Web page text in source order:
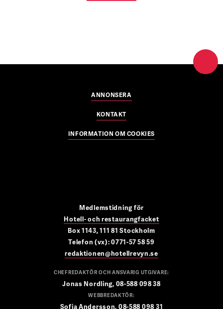
ANNONSERA
KONTAKT
INFORMATION OM COOKIES
Medlemstidning för
Hotell- och restaurangfacket
Box 1143, 111 81 Stockholm
Telefon (vx): 0771-57 58 59
redaktionen@hotellrevyn.se
CHEFREDAKTÖR OCH ANSVARIG UTGIVARE:
Jonas Nordling, 08-588 098 38
WEBBREDAKTÖR:
Sofia Andersson, 08-588 098 31